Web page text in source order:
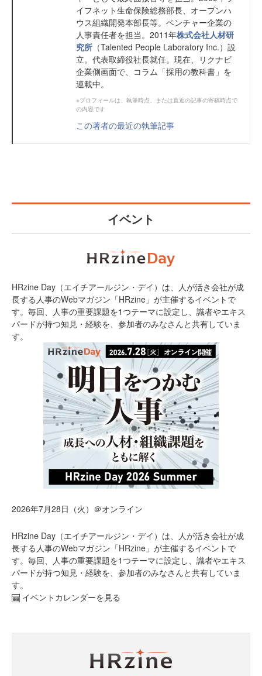
イフネット生命保険総務部長、オープンハ
ウス組織開発本部長等。ベンチャー企業の
人事責任者を担当。2011年株式会社人材研
究所 （Talented People Laboratory Inc.）設
立。代表取締役社長就任。現在、リクナビ
企業側画面で、コラム「採用の教科書」を
連載中。
※プロフィールは、執筆時点、または直近の記事の寄稿時点で
の内容です
この著者の最近の執筆記事
イベント
HRzine Day（エイチアールジン・デイ）は、人が活き会社が成
長する人事のWebマガジン「HRzine」が主催するイベントで
す。毎回、人事の重要課題を1つテーマに設定し、識者やエキス
パードが持つ知見・経験を、参加者のみなさんと共有していま
す。
2026年7月28日（火）＠オンライン
HRzine Day（エイチアールジン・デイ）は、人が活き会社が成
長する人事のWebマガジン「HRzine」が主催するイベントで
す。毎回、人事の重要課題を1つテーマに設定し、識者やエキス
パードが持つ知見・経験を、参加者のみなさんと共有していま
す。
イベントカレンダーを見る